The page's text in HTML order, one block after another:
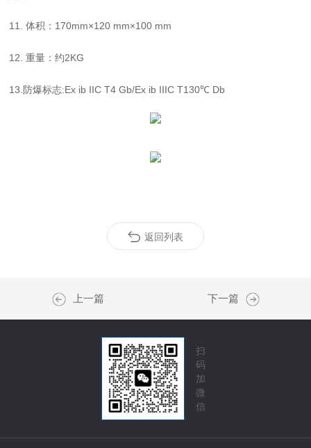
1 1 .体积： 170mm×120 mm×100 mm
1 2 .重量：约2KG
13 防爆标志:Ex ib IIC T4 Gb/Ex ib IIIC T130℃ Db
返回列表
上一篇 下一篇
扫
码
加
微
信